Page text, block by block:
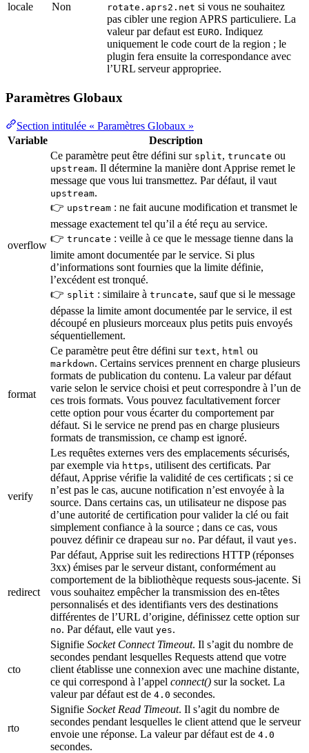
locale Non rotate.aprs2.net si vous ne souhaitez
pas cibler une region APRS particuliere. La
valeur par defaut est EURO. Indiquez
uniquement le code court de la region ; le
plugin fera ensuite la correspondance avec
l’URL serveur appropriee.
Paramètres Globaux
Section intitulée « Paramètres Globaux »
Variable
Description
overflow
Ce paramètre peut être défini sur split, truncate ou
upstream. Il détermine la manière dont Apprise remet le
message que vous lui transmettez. Par défaut, il vaut
upstream.
👉 upstream : ne fait aucune modification et transmet le
message exactement tel qu’il a été reçu au service.
👉 truncate : veille à ce que le message tienne dans la
limite amont documentée par le service. Si plus
d’informations sont fournies que la limite définie,
l’excédent est tronqué.
👉 split : similaire à truncate, sauf que si le message
dépasse la limite amont documentée par le service, il est
découpé en plusieurs morceaux plus petits puis envoyés
séquentiellement.
format
Ce paramètre peut être défini sur text, html ou
markdown. Certains services prennent en charge plusieurs
formats de publication du contenu. La valeur par défaut
varie selon le service choisi et peut correspondre à l’un de
ces trois formats. Vous pouvez facultativement forcer
cette option pour vous écarter du comportement par
défaut. Si le service ne prend pas en charge plusieurs
formats de transmission, ce champ est ignoré.
verify
Les requêtes externes vers des emplacements sécurisés,
par exemple via https, utilisent des certificats. Par
défaut, Apprise vérifie la validité de ces certificats ; si ce
n’est pas le cas, aucune notification n’est envoyée à la
source. Dans certains cas, un utilisateur ne dispose pas
d’une autorité de certification pour valider la clé ou fait
simplement confiance à la source ; dans ce cas, vous
pouvez définir ce drapeau sur no. Par défaut, il vaut yes.
redirect
Par défaut, Apprise suit les redirections HTTP (réponses
3xx) émises par le serveur distant, conformément au
comportement de la bibliothèque requests sous-jacente. Si
vous souhaitez empêcher la transmission des en-têtes
personnalisés et des identifiants vers des destinations
différentes de l’URL d’origine, définissez cette option sur
no. Par défaut, elle vaut yes.
cto
Signifie Socket Connect Timeout. Il s’agit du nombre de
secondes pendant lesquelles Requests attend que votre
client établisse une connexion avec une machine distante,
ce qui correspond à l’appel connect() sur la socket. La
valeur par défaut est de 4.0 secondes.
rto
Signifie Socket Read Timeout. Il s’agit du nombre de
secondes pendant lesquelles le client attend que le serveur
envoie une réponse. La valeur par défaut est de 4.0
secondes.